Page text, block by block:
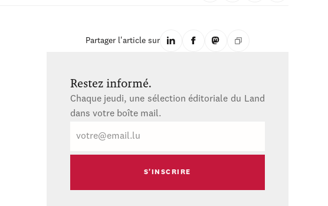
Partager l'article sur
Restez informé.
Chaque jeudi, une sélection éditoriale du Land
dans votre boîte mail.
mail